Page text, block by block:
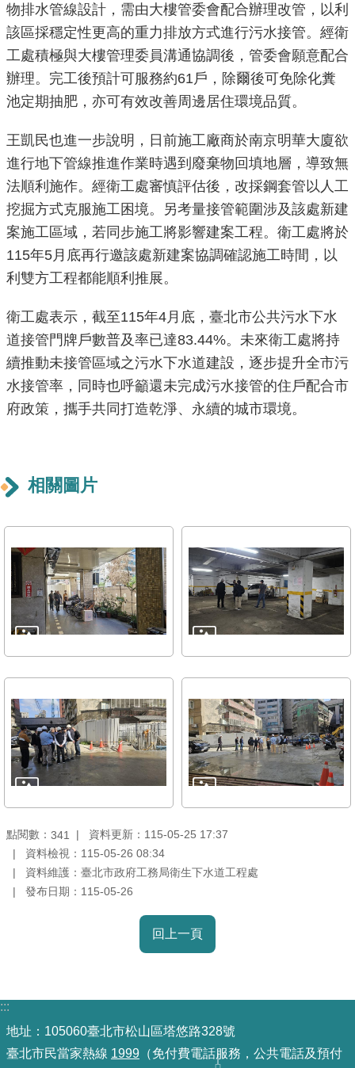
重
點
業
務
政
園
地
為
民
服
務
網
站
導
覽
見
問
答
陳
情
系
雙
語
詞
彙
TAIPEI
PASS
臺
北
資
料
開
物排水管線設計，需由大樓管委會配合辦理改管，以利
該區採穩定性更高的重力排放方式進行污水接管。經衛
工處積極與大樓管理委員溝通協調後，管委會願意配合
辦理。完工後預計可服務約61戶，除爾後可免除化糞
池定期抽肥，亦可有效改善周邊居住環境品質。
王凱民也進一步說明，日前施工廠商於南京明華大廈欲
進行地下管線推進作業時遇到廢棄物回填地層，導致無
法順利施作。經衛工處審慎評估後，改採鋼套管以人工
挖掘方式克服施工困境。另考量接管範圍涉及該處新建
案施工區域，若同步施工將影響建案工程。衛工處將於
115年5月底再行邀該處新建案協調確認施工時間，以
利雙方工程都能順利推展。
衛工處表示，截至115年4月底，臺北市公共污水下水
道接管門牌戶數普及率已達83.44%。未來衛工處將持
續推動未接管區域之污水下水道建設，逐步提升全市污
水接管率，同時也呼籲還未完成污水接管的住戶配合市
府政策，攜手共同打造乾淨、永續的城市環境。
相關圖片
點閱數： 341
資料更新：115-05-25 17:37
資料檢視：115-05-26 08:34
資料維護：臺北市政府工務局衛生下水道工程處
發布日期：115-05-26
回上一頁
:::
地址：105060臺北市松山區塔悠路328號
臺北市民當家熱線 1999 （免付費電話服務，公共電話及預付